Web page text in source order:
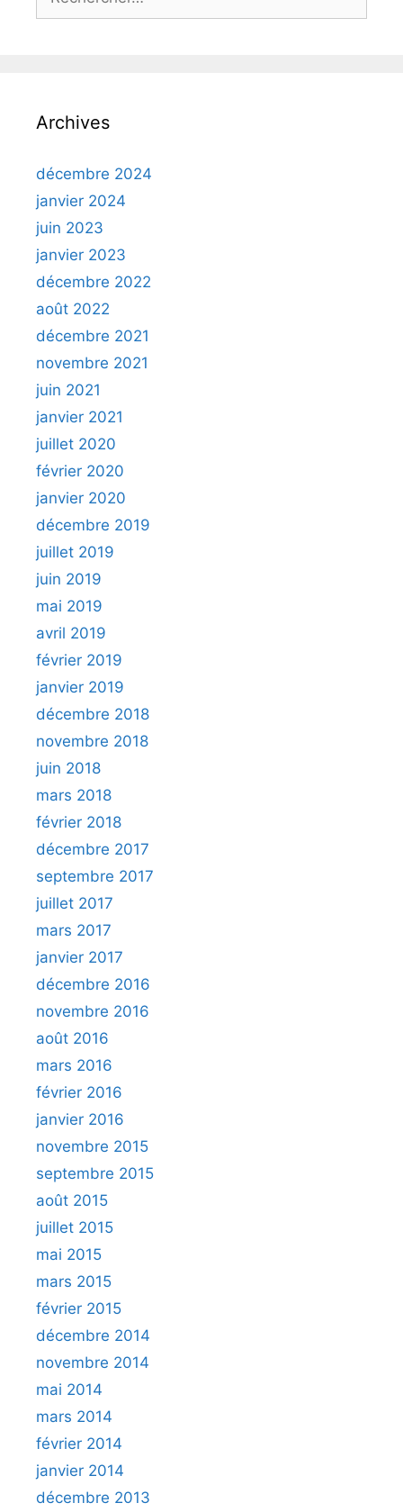
Archives
décembre 2024
janvier 2024
juin 2023
janvier 2023
décembre 2022
août 2022
décembre 2021
novembre 2021
juin 2021
janvier 2021
juillet 2020
février 2020
janvier 2020
décembre 2019
juillet 2019
juin 2019
mai 2019
avril 2019
février 2019
janvier 2019
décembre 2018
novembre 2018
juin 2018
mars 2018
février 2018
décembre 2017
septembre 2017
juillet 2017
mars 2017
janvier 2017
décembre 2016
novembre 2016
août 2016
mars 2016
février 2016
janvier 2016
novembre 2015
septembre 2015
août 2015
juillet 2015
mai 2015
mars 2015
février 2015
décembre 2014
novembre 2014
mai 2014
mars 2014
février 2014
janvier 2014
décembre 2013